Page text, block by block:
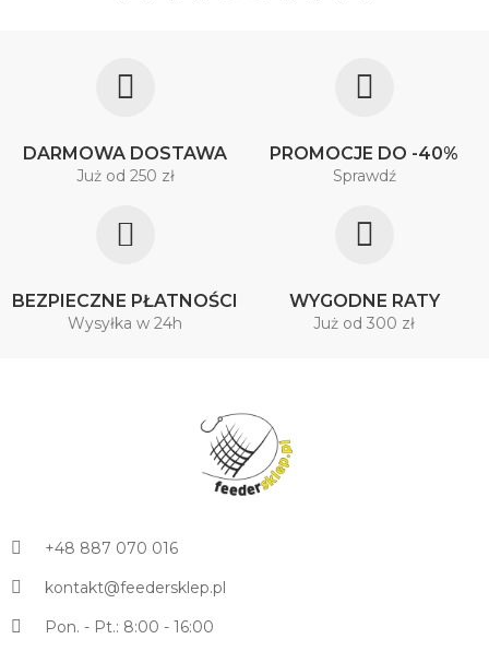
DARMOWA DOSTAWA
Już od 250 zł
PROMOCJE DO -40%
Sprawdź
BEZPIECZNE PŁATNOŚCI
Wysyłka w 24h
WYGODNE RATY
Już od 300 zł
+48 887 070 016
kontakt@feedersklep.pl
Pon. - Pt.: 8:00 - 16:00